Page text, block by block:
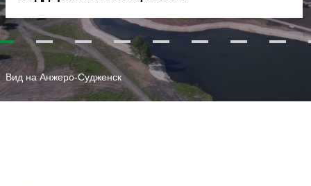
1 2 3 4 5 6 7 8
Вид на Анжеро-Судженск